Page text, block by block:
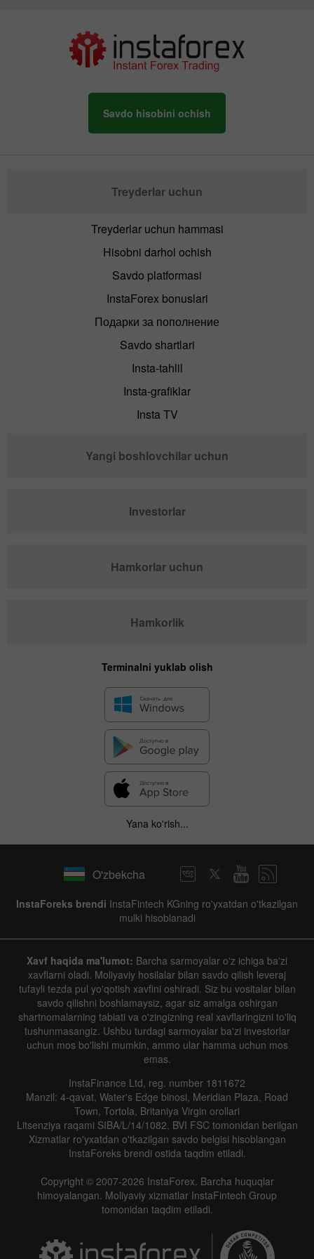
Savdo hisobini ochish
Treyderlar uchun
Treyderlar uchun hammasi
Hisobni darhol ochish
Savdo platformasi
InstaForex bonuslari
Подарки за пополнение
Savdo shartlari
Insta-tahlil
Insta-grafiklar
Insta TV
Yangi boshlovchilar uchun
Investorlar
Hamkorlar uchun
Hamkorlik
Terminalni yuklab olish
Yana ko'rish...
O'zbekcha
InstaForeks brendi InstaFintech KGning ro'yxatdan o'tkazilgan
mulki hisoblanadi
Xavf haqida ma'lumot: Barcha sarmoyalar o'z ichiga ba'zi
xavflarni oladi. Moliyaviy hosilalar bilan savdo qilish leveraj
tufayli tezda pul yo'qotish xavfini oshiradi. Siz bu vositalar bilan
savdo qilishni boshlamaysiz, agar siz amalga oshirgan
shartnomalarning tabiati va o'zingizning real xavflaringizni to'liq
tushunmasangiz. Ushbu turdagi sarmoyalar ba'zi investorlar
uchun mos bo'lishi mumkin, ammo ular hamma uchun mos
emas.
InstaFinance Ltd, reg. number 1811672
Manzil: 4-qavat, Water's Edge binosi, Meridian Plaza, Road
Town, Tortola, Britaniya Virgin orollari
Litsenziya raqami SIBA/L/14/1082, BVI FSC tomonidan berilgan
Xizmatlar ro'yxatdan o'tkazilgan savdo belgisi hisoblangan
InstaForeks brendi ostida taqdim etiladi.
Copyright © 2007-2026 InstaForex. Barcha huquqlar
himoyalangan. Moliyaviy xizmatlar InstaFintech Group
tomonidan taqdim etiladi.